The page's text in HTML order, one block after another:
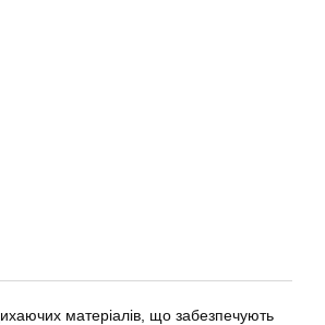
матеріалів, що забезпечують